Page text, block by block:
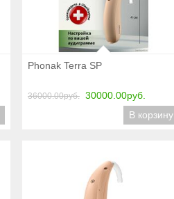
Подробнее
Phonak Terra SP
36000.00руб. 30000.00руб.
В корзину